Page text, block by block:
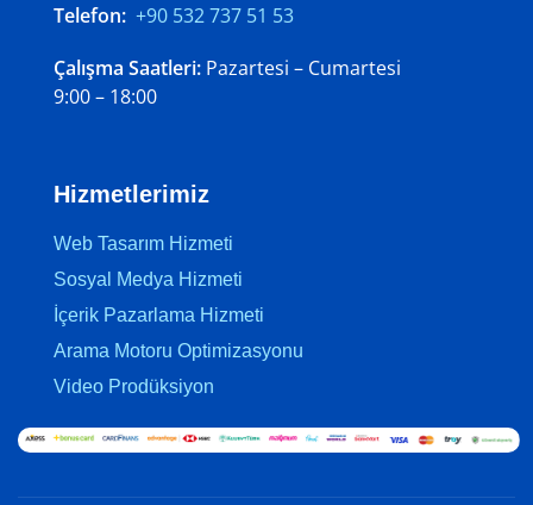
Telefon: +90 532 737 51 53
Çalışma Saatleri: Pazartesi – Cumartesi
9:00 – 18:00
Hizmetlerimiz
Web Tasarım Hizmeti
Sosyal Medya Hizmeti
İçerik Pazarlama Hizmeti
Arama Motoru Optimizasyonu
Video Prodüksiyon